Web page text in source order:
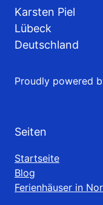
Karsten Piel
Lübeck
Deutschland
Proudly powered
Seiten
Startseite
Blog
Ferienhäuser in